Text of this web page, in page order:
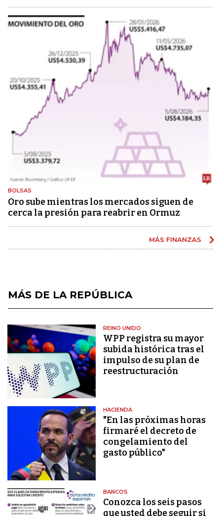
BOLSAS
Oro sube mientras los mercados siguen de
cerca la presión para reabrir en Ormuz
MÁS FINANZAS
MÁS DE LA REPÚBLICA
REINO UNIDO
WPP registra su mayor
subida histórica tras el
impulso de su plan de
reestructuración
HACIENDA
"En las próximas horas
firmaré el decreto de
congelamiento del
gasto público"
BANCOS
Conozca los seis pasos
que usted debe seguir si